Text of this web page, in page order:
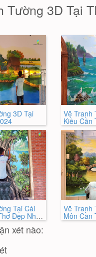
Tường 3D Tại
3D Tại Vẽ Tranh
Kiều Cần
NEWWW
Tại Cái
Đẹp Nhất
Vẽ Tranh
Môn Cần
Chuyên
xét nào: